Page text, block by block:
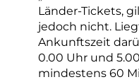
Länder-Tickets,
jedoch nicht.
Ankunftszeit
0.00 Uhr und
mindestens 60